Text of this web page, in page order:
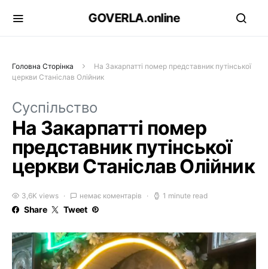
GOVERLA.online
Головна Сторінка
На Закарпатті помер представник путінської
церкви Станіслав Олійник
Суспільство
На Закарпатті помер
представник путінської
церкви Станіслав Олійник
3,6K views немає коментарів 1 minute read
Share Tweet